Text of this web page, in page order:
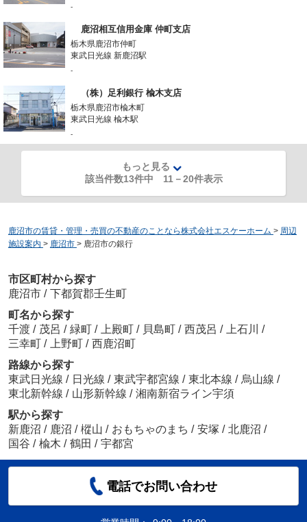
-
鹿沼相互信用金庫 仲町支店
栃木県鹿沼市仲町
東武日光線 新鹿沼駅
-
（株）足利銀行 楡木支店
栃木県鹿沼市楡木町
東武日光線 楡木駅
-
もっと見る
該当件数13件中 11－20件表示
鹿沼市の賃貸・管理・売買の不動産のことなら株式会社エスケーホーム > 周辺
施設案内 > 鹿沼市 > 鹿沼市の銀行
市区町村から探す
鹿沼市 / 下都賀郡壬生町
町名から探す
千渡 / 茂呂 / 緑町 / 上殿町 / 貝島町 / 西茂呂 / 上石川 /
三幸町 / 上野町 / 西鹿沼町
路線から探す
東武日光線 / 日光線 / 東武宇都宮線 / 東北本線 / 烏山線 /
東北新幹線 / 山形新幹線 / 湘南新宿ライン宇須
駅から探す
新鹿沼 / 鹿沼 / 樅山 / おもちゃのまち / 安塚 / 北鹿沼 /
国谷 / 楡木 / 鶴田 / 宇都宮
電話でお問い合わせ